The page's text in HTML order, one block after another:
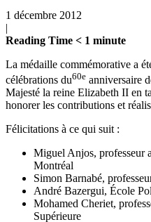
1 décembre 2012
|
Reading Time < 1 minute
La médaille commémorative a
célébrations du60e anniversaire
Majesté la reine Elizabeth II en
honorer les contributions et
Félicitations à ce qui suit :
Miguel Anjos, professeur
Montréal
Simon Barnabé,
André Bazergui, École
Mohamed Cheriet,
Supérieure